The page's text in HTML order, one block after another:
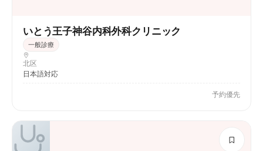
いとう王子神谷内科外科クリニック
一般診療
北区
日本語対応
予約優先